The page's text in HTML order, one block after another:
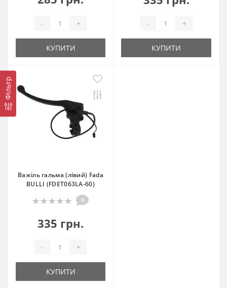
Фільтр
- +
КУПИТИ
- +
КУПИТИ
Важіль гальма (лівий) Fada
BULLI (FDET063LA-60)
0
335 грн.
- +
КУПИТИ